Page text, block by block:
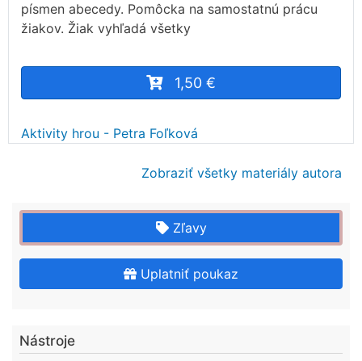
písmen abecedy. Pomôcka na samostatnú prácu
žiakov. Žiak vyhľadá všetky
1,50 €
Aktivity hrou - Petra Foľková
Zobraziť všetky materiály autora
Zľavy
Uplatniť poukaz
Nástroje